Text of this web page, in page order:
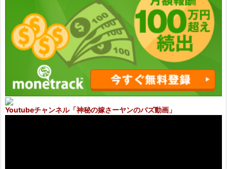
Youtubeチャンネル「神秘の嫁さーヤンのバズ動画」